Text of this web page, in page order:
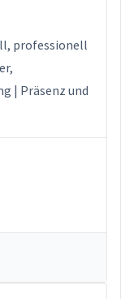
professionell
| Präsenz und